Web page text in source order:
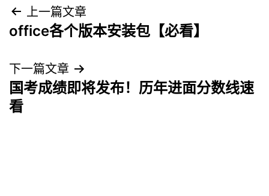
文
章
导
航
上一篇文章
office各个版本安装包【必看】
下一篇文章
国考成绩即将发布！历年进面分数线速
看